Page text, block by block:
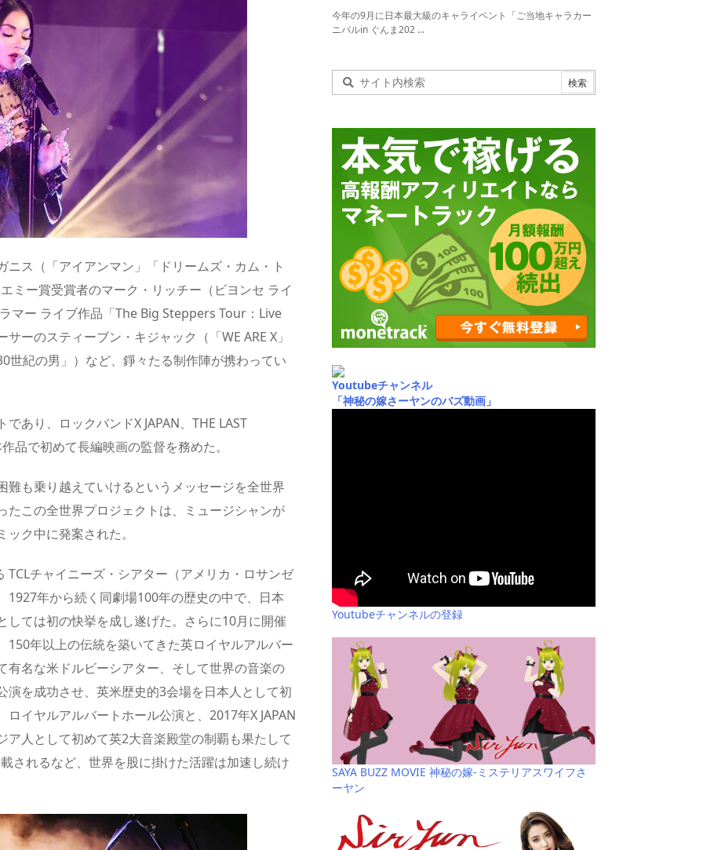
ス（「アイアンマン」「ドリームズ・カム・ト
ミー賞受賞者のマーク・リッチー（ビヨンセ ライ
マー ライブ作品「The Big Steppers Tour：Live
ーのスティーブン・キジャック（「WE ARE X」
世紀の男」）など、錚々たる制作陣が携わってい
あり、ロックバンドX JAPAN、THE LAST
品で初めて長編映画の監督を務めた。
も乗り越えていけるというメッセージを全世界
この全世界プロジェクトは、ミュージシャンが
ク中に発案された。
チャイニーズ・シアター（アメリカ・ロサンゼ
年から続く同劇場100年の歴史の中で、日本
しては初の快挙を成し遂げた。さらに10月に開催
年以上の伝統を築いてきた英ロイヤルアルバー
有名な米ドルビーシアター、そして世界の音楽の
を成功させ、英米歴史的3会場を日本人として初
イヤルアルバートホール公演と、2017年X JAPAN
人として初めて英2大音楽殿堂の制覇も果たして
されるなど、世界を股に掛けた活躍は加速し続け
今年の9月に日本最大級のキャライベント「ご当地キャラカー
ニバルin ぐんま202 ...
Youtubeチャンネル
「神秘の嫁さーヤンのバズ動画」
Youtubeチャンネルの登録
SAYA BUZZ MOVIE 神秘の嫁-ミステリアスワイフさ
ーヤン